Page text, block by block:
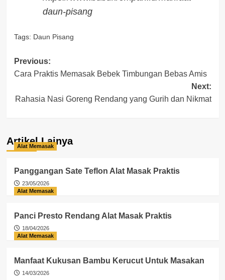
daun-pisang
Tags: Daun Pisang
Post
navigation
Previous:
Cara Praktis Memasak Bebek Timbungan Bebas Amis
Next:
Rahasia Nasi Goreng Rendang yang Gurih dan Nikmat
Artikel Lainya
Alat Memasak
Panggangan Sate Teflon Alat Masak Praktis
23/05/2026
Alat Memasak
Panci Presto Rendang Alat Masak Praktis
18/04/2026
Alat Memasak
Manfaat Kukusan Bambu Kerucut Untuk Masakan
14/03/2026